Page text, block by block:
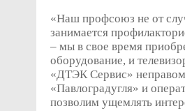
«Наш профсоюз не от
занимается
– мы в свое время
оборудование, и
«ДТЭК Сервис»
«Павлоградугля» и
позволим ущемлять